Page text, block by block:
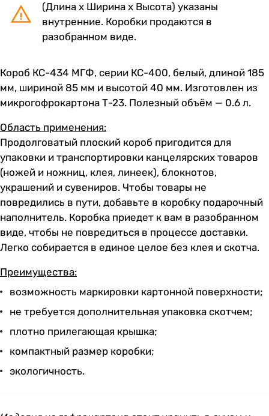
(Длина х Ширина х Высота) указаны
внутренние. Коробки продаются в
разобранном виде.
Короб КС-434 МГФ, серии КС-400, белый, длиной 185
мм, шириной 85 мм и высотой 40 мм. Изготовлен из
микрогофрокартона Т-23. Полезный объём — 0.6 л.
Область применения:
Продолговатый плоский короб пригодится для
упаковки и транспортировки канцелярских товаров
(ножей и ножниц, клея, линеек), блокнотов,
украшений и сувениров. Чтобы товары не
повредились в пути, добавьте в коробку подарочный
наполнитель. Коробка приедет к вам в разобранном
виде, чтобы не повредиться в процессе доставки.
Легко собирается в единое целое без клея и скотча.
Преимущества:
возможность маркировки картонной поверхности;
не требуется дополнительная упаковка скотчем;
плотно прилегающая крышка;
компактный размер коробки;
экологичность.